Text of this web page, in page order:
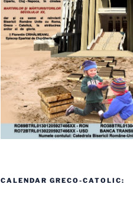
CALENDAR GRECO-CATOLIC: